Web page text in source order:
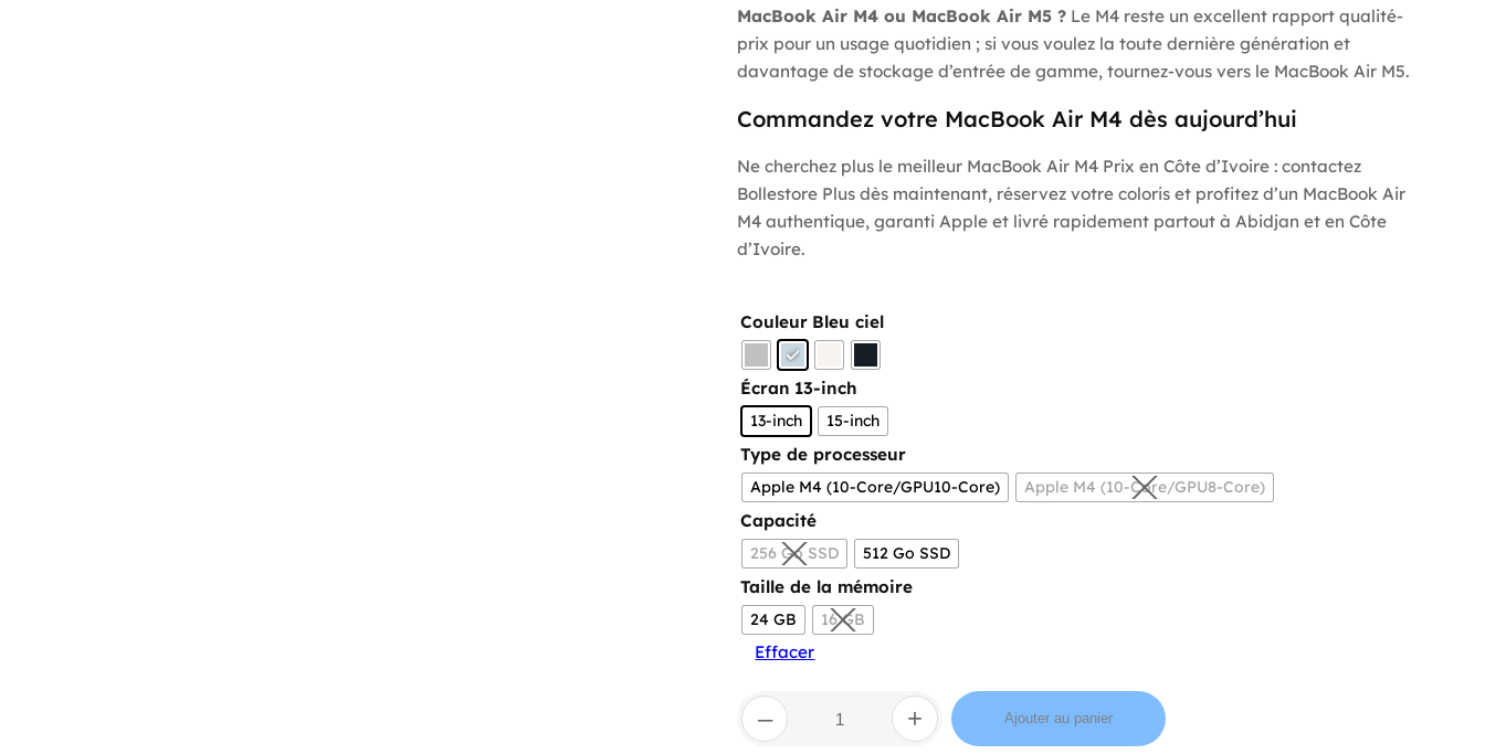
MacBook Air M4 ou MacBook Air M5 ? Le M4 reste un excellent rapport qualité-
prix pour un usage quotidien ; si vous voulez la toute dernière génération et
davantage de stockage d’entrée de gamme, tournez-vous vers le MacBook Air M5.
Commandez votre MacBook Air M4 dès aujourd’hui
Ne cherchez plus le meilleur MacBook Air M4 Prix en Côte d’Ivoire : contactez
Bollestore Plus dès maintenant, réservez votre coloris et profitez d’un MacBook Air
M4 authentique, garanti Apple et livré rapidement partout à Abidjan et en Côte
d’Ivoire.
Couleur Bleu ciel
Écran 13-inch
13-inch 15-inch
Type de processeur
Apple M4 (10-Core/GPU10-Core) Apple M4 (10-Core/GPU8-Core)
Capacité
256 Go SSD 512 Go SSD
Taille de la mémoire
24 GB 16 GB
Effacer
–
quantité
de
Apple
+ Ajouter au panier